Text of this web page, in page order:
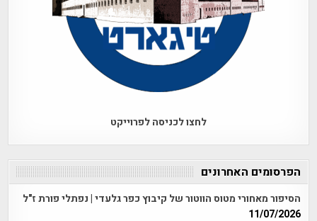
לחצו לכניסה לפרוייקט
הפרסומים האחרונים
הסיפור מאחורי מטוס הווטור של קיבוץ כפר גלעדי | נפתלי פורת ז"ל
11/07/2026